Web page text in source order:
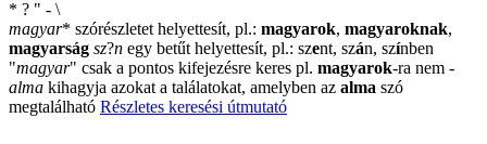
* ? " - \
magyar* szórészletet helyettesít, pl.: magyarok, magyaroknak,
magyarság sz?n egy betűt helyettesít, pl.: szent, szán, színben
"magyar" csak a pontos kifejezésre keres pl. magyarok-ra nem -
alma kihagyja azokat a találatokat, amelyben az alma szó
megtalálható Részletes keresési útmutató